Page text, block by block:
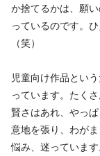
か捨てるかは、願
っているのです。
（笑）
児童向け作品とい
っています。たく
賢さはあれ、やっ
意地を張り、わが
悩み、迷っていま